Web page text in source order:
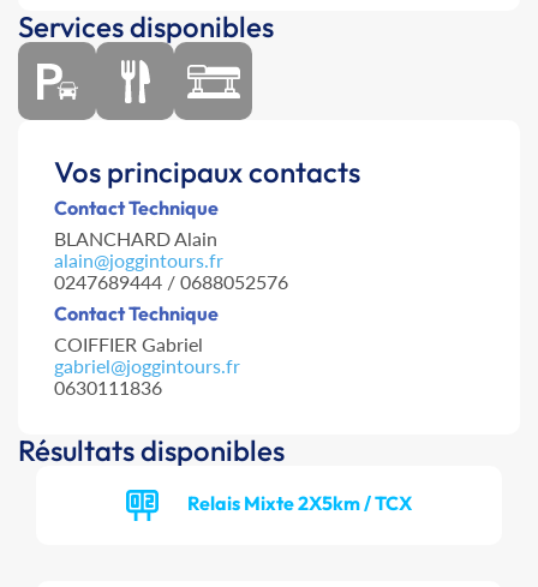
Services disponibles
Vos principaux contacts
Contact Technique
BLANCHARD Alain
alain@joggintours.fr
0247689444 / 0688052576
Contact Technique
COIFFIER Gabriel
gabriel@joggintours.fr
0630111836
Résultats disponibles
Relais Mixte 2X5km / TCX